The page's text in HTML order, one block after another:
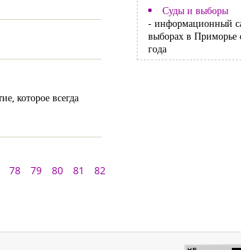
которое всегда
78 79 80 81
82
Суды и выборы
- информационный
выборах в Приморье
года